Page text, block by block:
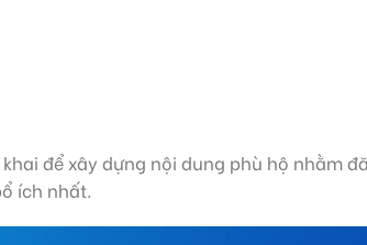
để xây dựng nội dung phù hộ nhằm
ích nhất.